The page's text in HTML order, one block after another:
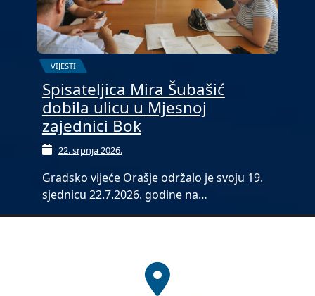
VIJESTI
Spisateljica Mira Šubašić
dobila ulicu u Mjesnoj
zajednici Bok
22. srpnja 2026.
Gradsko vijeće Orašje održalo je svoju 19.
sjednicu 22.7.2026. godine na…